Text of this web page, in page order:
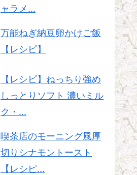
ャラメ...
万能ねぎ納豆卵かけご飯
【レシピ】
【レシピ】ねっちり強め
しっとりソフト 濃いミル
ク・...
喫茶店のモーニング風厚
切りシナモントースト
【レシピ...